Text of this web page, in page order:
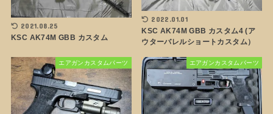
2021.08.25
KSC AK74M GBB カスタム
2022.01.01
KSC AK74M GBB カスタム4 (ア
ウターバレルショートカスタム）
エアガンカスタムパーツ エアガンカスタムパーツ